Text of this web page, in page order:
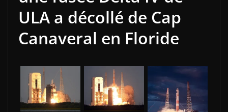
ULA a décollé de Cap
Canaveral en Floride